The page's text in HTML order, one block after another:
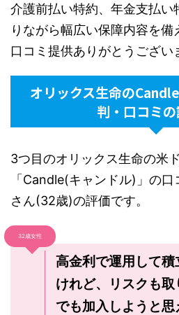
介護前払い特約、年金支払い
りながら幅広い保障内容を備
口コミ提供ありがとうござい
オリックス生命の
判・口コミ
3つ目のオリックス生命の米
「Candle(キャンドル)」の
さん(32歳)の評価です。
32歳女性
高金利で運用して
けれど、リスクも
でも加入しようと